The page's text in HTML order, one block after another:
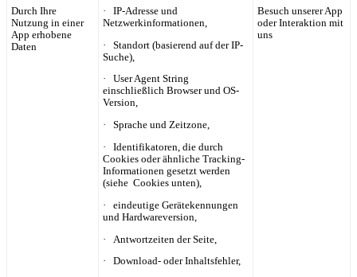
Durch Ihre
Nutzung in einer
App erhobene
Daten
· IP-Adresse und
Netzwerkinformationen,
· Standort (basierend auf der IP-
Suche),
· User Agent String
einschließlich Browser und OS-
Version,
· Sprache und Zeitzone,
· Identifikatoren, die durch
Cookies oder ähnliche Tracking-
Informationen gesetzt werden
(siehe Cookies unten),
· eindeutige Gerätekennungen
und Hardwareversion,
· Antwortzeiten der Seite,
· Download- oder Inhaltsfehler,
Besuch unserer App
oder Interaktion mit
uns